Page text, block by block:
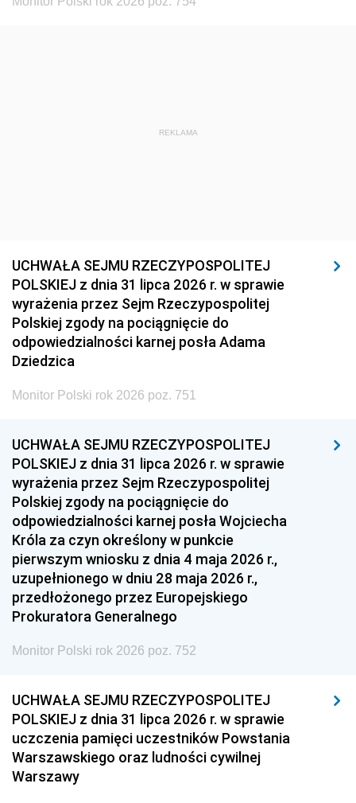
REKLAMA
UCHWAŁA SEJMU RZECZYPOSPOLITEJ
POLSKIEJ z dnia 31 lipca 2026 r. w sprawie
wyrażenia przez Sejm Rzeczypospolitej
Polskiej zgody na pociągnięcie do
odpowiedzialności karnej posła Adama
Dziedzica
Monitor Polski rok 2026 poz. 751
UCHWAŁA SEJMU RZECZYPOSPOLITEJ
POLSKIEJ z dnia 31 lipca 2026 r. w sprawie
wyrażenia przez Sejm Rzeczypospolitej
Polskiej zgody na pociągnięcie do
odpowiedzialności karnej posła Wojciecha
Króla za czyn określony w punkcie
pierwszym wniosku z dnia 4 maja 2026 r.,
uzupełnionego w dniu 28 maja 2026 r.,
przedłożonego przez Europejskiego
Prokuratora Generalnego
Monitor Polski rok 2026 poz. 752
UCHWAŁA SEJMU RZECZYPOSPOLITEJ
POLSKIEJ z dnia 31 lipca 2026 r. w sprawie
uczczenia pamięci uczestników Powstania
Warszawskiego oraz ludności cywilnej
Warszawy